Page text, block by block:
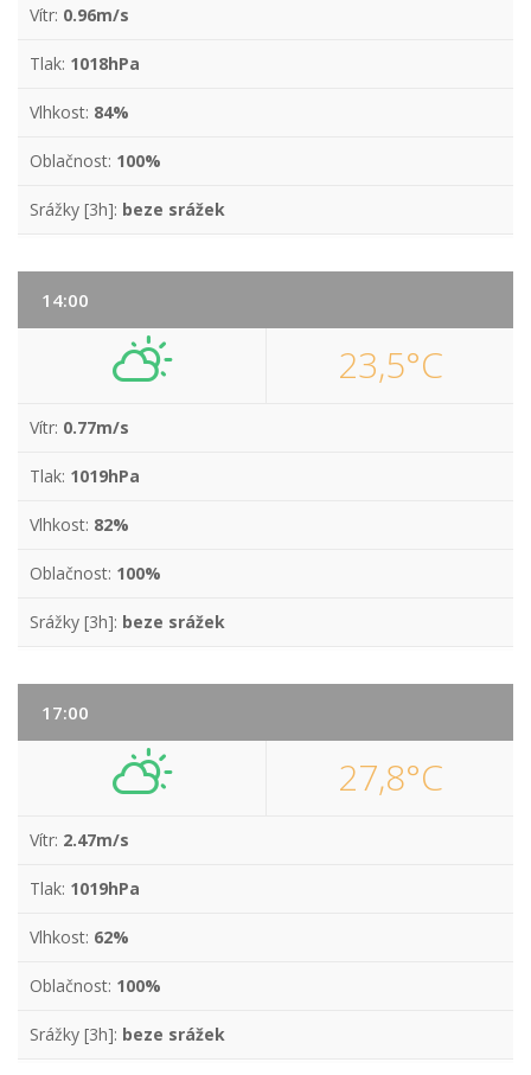
Vítr: 0.96m/s
Tlak: 1018hPa
Vlhkost: 84%
Oblačnost: 100%
Srážky [3h]: beze srážek
14:00
23,5°C
Vítr: 0.77m/s
Tlak: 1019hPa
Vlhkost: 82%
Oblačnost: 100%
Srážky [3h]: beze srážek
17:00
27,8°C
Vítr: 2.47m/s
Tlak: 1019hPa
Vlhkost: 62%
Oblačnost: 100%
Srážky [3h]: beze srážek